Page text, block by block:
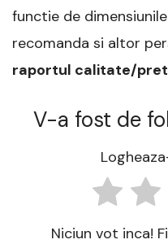
functie de
recomanda si altor
raportul calitate/pret
V-a fost de
Niciun vot inca!